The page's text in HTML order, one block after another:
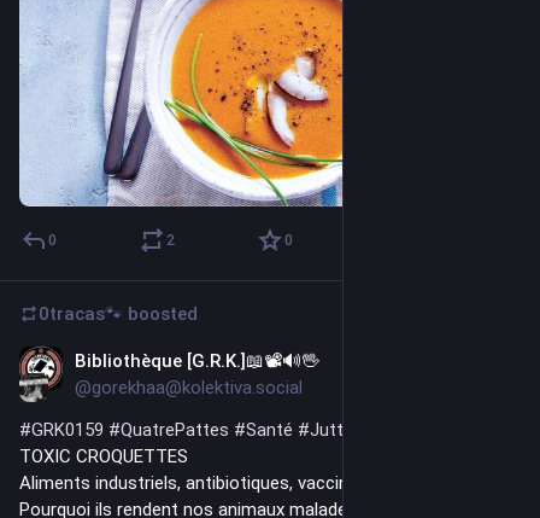
0 2 0
0tracas🐾 boosted
Bibliothèque [G.R.K.]📖📽️🔊🖖
@gorekhaa@kolektiva.social
#GRK0159 #QuatrePattes #Santé #JuttaZIEGLER
TOXIC CROQUETTES
Aliments industriels, antibiotiques, vaccins…
Pourquoi ils rendent nos animaux malades